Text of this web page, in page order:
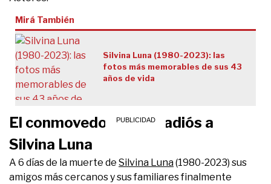
Mirá También
Silvina Luna (1980-2023): las
fotos más memorables de sus 43
años de vida
El conmovedor último adiós a
Silvina Luna
A 6 días de la muerte de Silvina Luna(1980-2023) sus
amigos más cercanos y sus familiares finalmente